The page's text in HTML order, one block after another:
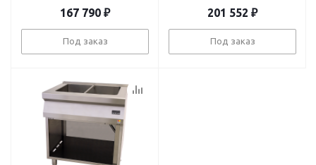
167 790 ₽
Под заказ
201 552 ₽
Под заказ